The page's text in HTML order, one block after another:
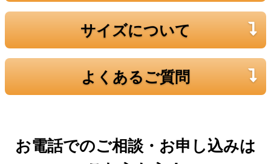
サイズについて
よくあるご質問
お電話でのご相談・お申し込みは